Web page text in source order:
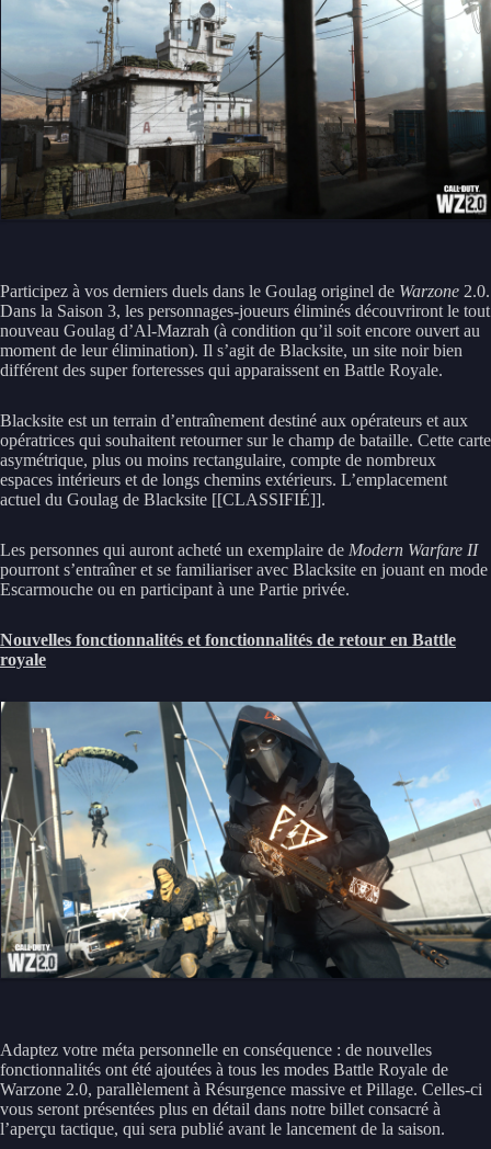
Participez à vos derniers duels dans le Goulag originel de Warzone 2.0.
Dans la Saison 3, les personnages-joueurs éliminés découvriront le tout
nouveau Goulag d’Al-Mazrah (à condition qu’il soit encore ouvert au
moment de leur élimination). Il s’agit de Blacksite, un site noir bien
différent des super forteresses qui apparaissent en Battle Royale.
Blacksite est un terrain d’entraînement destiné aux opérateurs et aux
opératrices qui souhaitent retourner sur le champ de bataille. Cette carte
asymétrique, plus ou moins rectangulaire, compte de nombreux
espaces intérieurs et de longs chemins extérieurs. L’emplacement
actuel du Goulag de Blacksite [[CLASSIFIÉ]].
Les personnes qui auront acheté un exemplaire de Modern Warfare II
pourront s’entraîner et se familiariser avec Blacksite en jouant en mode
Escarmouche ou en participant à une Partie privée.
Nouvelles fonctionnalités et fonctionnalités de retour en Battle
royale
Adaptez votre méta personnelle en conséquence : de nouvelles
fonctionnalités ont été ajoutées à tous les modes Battle Royale de
Warzone 2.0, parallèlement à Résurgence massive et Pillage. Celles-ci
vous seront présentées plus en détail dans notre billet consacré à
l’aperçu tactique, qui sera publié avant le lancement de la saison.